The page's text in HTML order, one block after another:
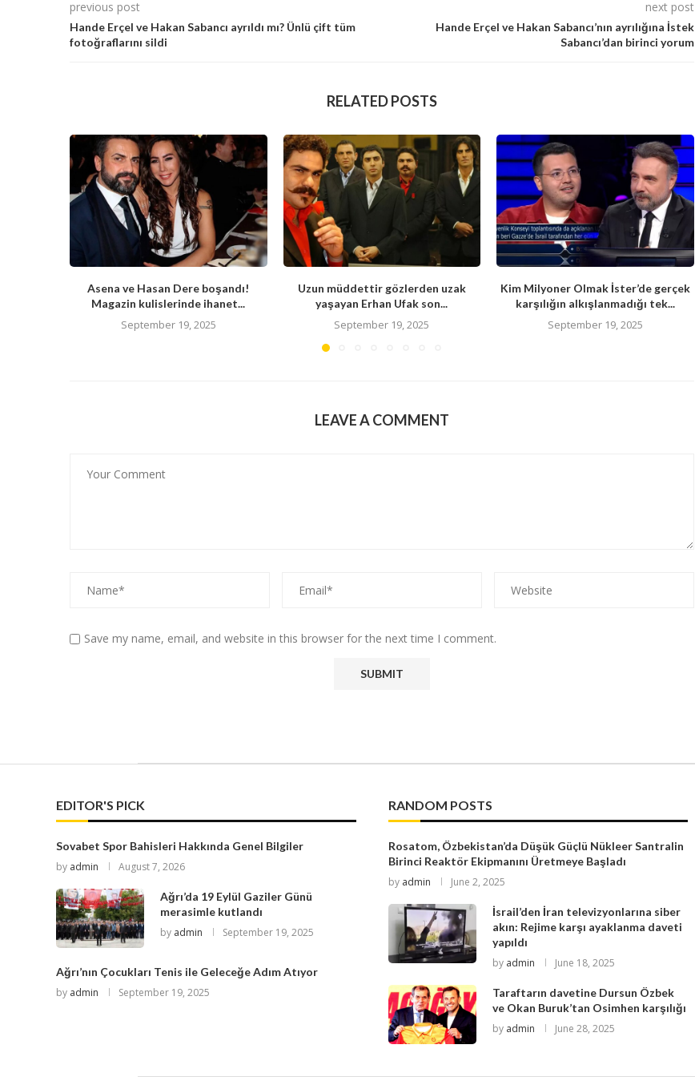
previous post
Hande Erçel ve Hakan Sabancı ayrıldı mı? Ünlü çift tüm
fotoğraflarını sildi
next post
Hande Erçel ve Hakan Sabancı’nın ayrılığına İstek
Sabancı’dan birinci yorum
RELATED POSTS
Asena ve Hasan Dere boşandı!
Magazin kulislerinde ihanet...
September 19, 2025
Uzun müddettir gözlerden uzak
yaşayan Erhan Ufak son...
September 19, 2025
Kim Milyoner Olmak İster’de gerçek
karşılığın alkışlanmadığı tek...
September 19, 2025
LEAVE A COMMENT
Save my name, email, and website in this browser for the next time I comment.
EDITOR'S PICK
Sovabet Spor Bahisleri Hakkında Genel Bilgiler
by admin August 7, 2026
Ağrı’da 19 Eylül Gaziler Günü
merasimle kutlandı
by admin September 19, 2025
Ağrı’nın Çocukları Tenis ile Geleceğe Adım Atıyor
by admin September 19, 2025
RANDOM POSTS
Rosatom, Özbekistan’da Düşük Güçlü Nükleer Santralin
Birinci Reaktör Ekipmanını Üretmeye Başladı
by admin June 2, 2025
İsrail’den İran televizyonlarına siber
akın: Rejime karşı ayaklanma daveti
yapıldı
by admin June 18, 2025
Taraftarın davetine Dursun Özbek
ve Okan Buruk’tan Osimhen karşılığı
by admin June 28, 2025